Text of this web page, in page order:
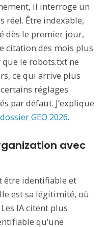
il interroge un
réel. Être indexable,
dès le premier jour,
citation des mois plus
le robots.txt ne
ce qui arrive plus
réglages
par défaut. J’explique
GEO 2026.
avec
être identifiable et
est sa légitimité, où
Les IA citent plus
qu’une